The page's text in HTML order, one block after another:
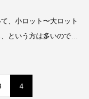
、小ロット〜大ロット
という方は多いのでは
4